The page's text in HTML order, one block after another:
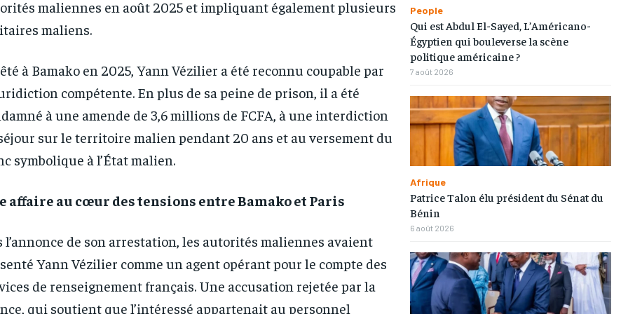
Pay now and you get access to exclusive
1-MONTH
/ month
By agreeing to this tier, you are billed
every month after the first one until you
opt out of the monthly subscription.
Pay now and you get access to exclusive
1-MONTH
/ month
By agreeing to this tier, you are billed
every month after the first one until you
opt out of the monthly subscription.
maliennes en août 2025 et impliquant également plusieurs
maliens.
à Bamako en 2025, Yann Vézilier a été reconnu coupable par
compétente. En plus de sa peine de prison, il a été
à une amende de 3,6 millions de FCFA, à une interdiction
sur le territoire malien pendant 20 ans et au versement du
symbolique à l’État malien.
affaire au cœur des tensions entre Bamako et Paris
l’annonce de son arrestation, les autorités maliennes avaient
Yann Vézilier comme un agent opérant pour le compte des
de renseignement français. Une accusation rejetée par la
qui soutient que l’intéressé appartenait au personnel
People
Qui est Abdul El-Sayed, L’Américano-
Égyptien qui bouleverse la scène
politique américaine ?
7 août 2026
Afrique
Patrice Talon élu président du Sénat du
Bénin
6 août 2026